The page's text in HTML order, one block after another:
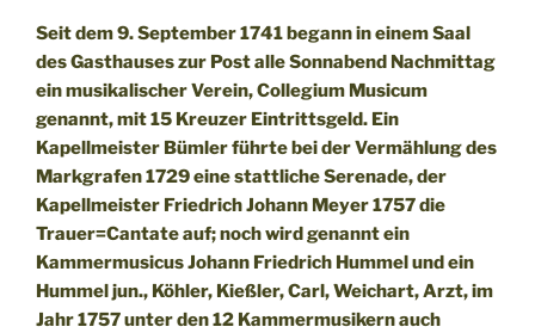
Seit dem 9. September 1741 begann in einem Saal
des Gasthauses zur Post alle Sonnabend Nachmittag
ein musikalischer Verein, Collegium Musicum
genannt, mit 15 Kreuzer Eintrittsgeld. Ein
Kapellmeister Bümler führte bei der Vermählung des
Markgrafen 1729 eine stattliche Serenade, der
Kapellmeister Friedrich Johann Meyer 1757 die
Trauer=Cantate auf; noch wird genannt ein
Kammermusicus Johann Friedrich Hummel und ein
Hummel jun., Köhler, Kießler, Carl, Weichart, Arzt, im
Jahr 1757 unter den 12 Kammermusikern auch